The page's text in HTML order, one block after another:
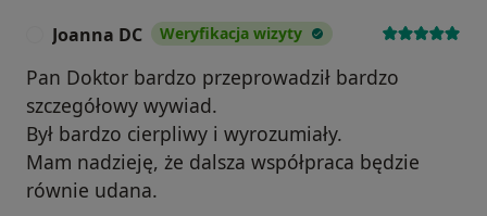
Joanna DC Weryfikacja wizyty
Pan Doktor bardzo przeprowadził bardzo
szczegółowy wywiad.
Był bardzo cierpliwy i wyrozumiały.
Mam nadzieję, że dalsza współpraca będzie
równie udana.